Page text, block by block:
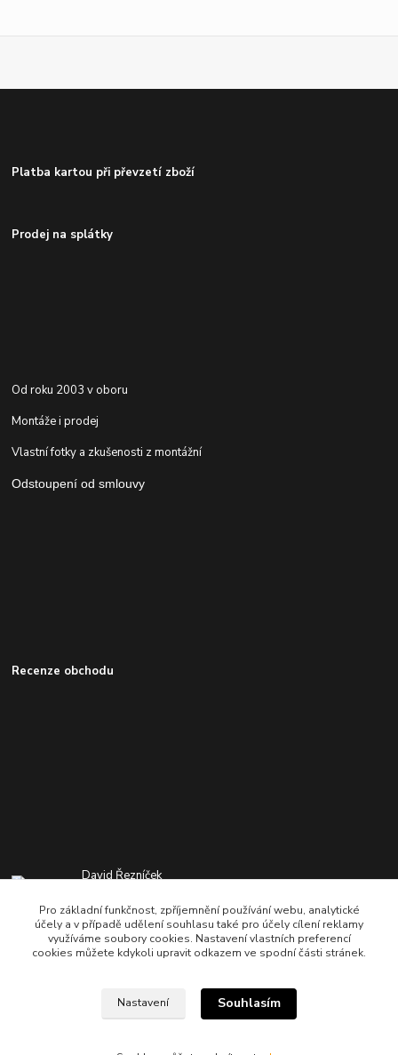
Platba kartou při převzetí zboží
Prodej na splátky
Od roku 2003 v oboru
Montáže i prodej
Vlastní fotky a zkušenosti z montážní
Odstoupení od smlouvy
Recenze obchodu
David Řezníček
8:00-20:00 hod
info@heatshop.cz
Pro základní funkčnost, zpříjemnění používání webu, analytické
účely a v případě udělení souhlasu také pro účely cílení reklamy
využíváme soubory cookies. Nastavení vlastních preferencí
cookies můžete kdykoli upravit odkazem ve spodní části stránek.
Nastavení Souhlasím